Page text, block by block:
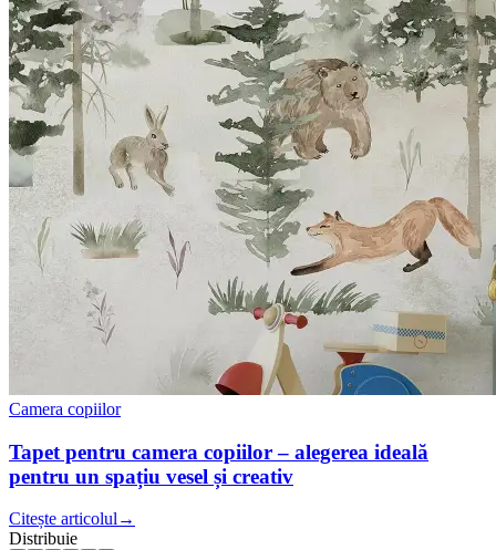
Camera copiilor
Tapet pentru camera copiilor – alegerea ideală
pentru un spațiu vesel și creativ
Citește articolul →
Distribuie